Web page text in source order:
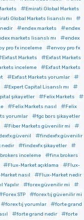
Emirati Global Markets
Global Markets lisanslı mı
endex markets
endex
markets lisanslı mı
endex
pro fx inceleme
envoy pro fx
Exfast Markets
Exfast Markets
inceleme
Exfast Markets
Exfast Markets yorumlar
Expert Capital Lisanslı mı
şikayetler
Felix Markets
Felix Markets nasıl
Felix
yorumlar
fgc bors şikayetler
Fiber Markets güvenilir mi
güvenil
findexfx güvenilir
nedir
findexfx şikayetler
inceleme
finx brokers
Flux-Market açıklama
Flux-
nasıl
Flux-Market nedir
Yapılır
forex güvenilir mi
Forex STP
forex tıj güvenilir mi
forex tıj yorumlar
forte grand
forte grand nedir
forte